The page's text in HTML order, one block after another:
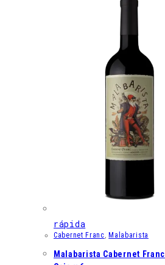
rápida
Cabernet Franc, Malabarista
Malabarista Cabernet Franc